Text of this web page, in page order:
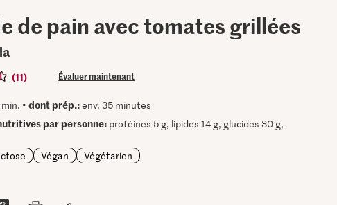
de pain avec tomates grillées
(11) Évaluer maintenant
min. •dont prép.:env. 35 minutes
par personne: protéines 5 g, lipides 14 g, glucides 30 g,
Végan Végétarien